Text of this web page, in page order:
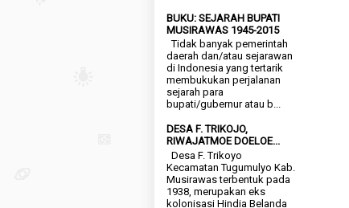
BUKU: SEJARAH BUPATI
MUSIRAWAS 1945-2015
Tidak banyak pemerintah
daerah dan/atau sejarawan
di Indonesia yang tertarik
membukukan perjalanan
sejarah para
bupati/gubernur atau b...
DESA F. TRIKOJO,
RIWAJATMOE DOELOE...
Desa F. Trikoyo
Kecamatan Tugumulyo Kab.
Musirawas terbentuk pada
1938, merupakan eks
kolonisasi Hindia Belanda